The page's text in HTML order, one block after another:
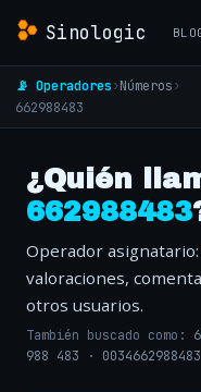
Sinologic
📡 Operadores›Números›
662988483
¿Quién
662988483
Operador asignatario:
valoraciones,
otros usuarios.
También buscado como:
988 483 · 0034662988483